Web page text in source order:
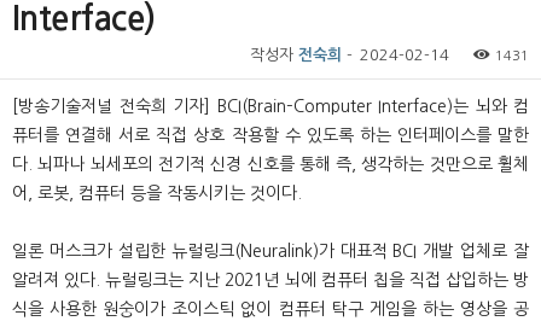
Interface)
작성자 전숙희 - 2024-02-14 1431
[방송기술저널 전숙희 기자] BCI(Brain–Computer Interface)는 뇌와 컴
퓨터를 연결해 서로 직접 상호 작용할 수 있도록 하는 인터페이스를 말한
다. 뇌파나 뇌세포의 전기적 신경 신호를 통해 즉, 생각하는 것만으로 휠체
어, 로봇, 컴퓨터 등을 작동시키는 것이다.
일론 머스크가 설립한 뉴럴링크(Neuralink)가 대표적 BCI 개발 업체로 잘
알려져 있다. 뉴럴링크는 지난 2021년 뇌에 컴퓨터 칩을 직접 삽입하는 방
식을 사용한 원숭이가 조이스틱 없이 컴퓨터 탁구 게임을 하는 영상을 공